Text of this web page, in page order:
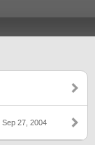
Sep 27, 2004